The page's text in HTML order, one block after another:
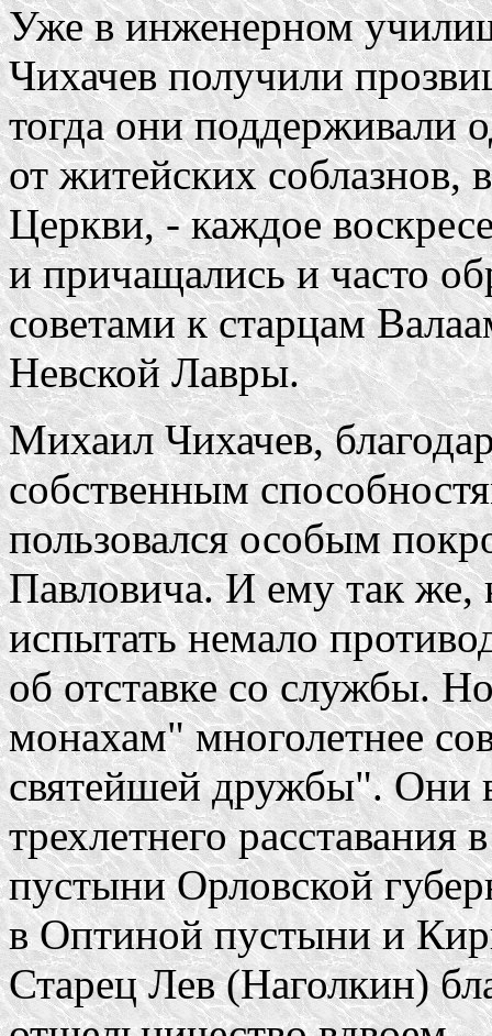
Уже в инженерном
Чихачев получили
тогда они поддерживали
от житейских соблазнов,
Церкви, - каждое
и причащались и часто
советами к старцам
Невской Лавры.
Михаил Чихачев,
собственным
пользовался особым
Павловича. И ему так же,
испытать немало
об отставке со службы.
монахам" многолетнее
святейшей дружбы". Они
трехлетнего
пустыни Орловской
в Оптиной пустыни и
Старец Лев (Наголкин)